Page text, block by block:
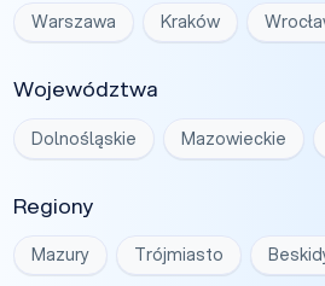
Warszawa Kraków
Województwa
Dolnośląskie Mazowieckie
Regiony
Mazury Trójmiasto